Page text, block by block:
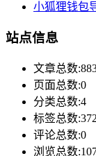
小狐狸钱包
站点信息
文章总数
页面总数:0
分类总数:4
标签总数
评论总数:0
浏览总数